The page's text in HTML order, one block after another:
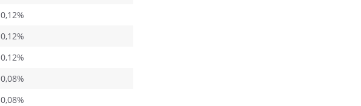
0,12%
0,12%
0,12%
0,08%
0,08%